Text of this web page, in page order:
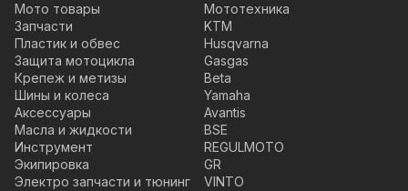
Мото товары
Запчасти
Пластик и обвес
Защита мотоцикла
Крепеж и метизы
Шины и колеса
Аксессуары
Масла и жидкости
Инструмент
Экипировка
Электро запчасти и тюнинг
Мототехника
KTM
Husqvarna
Gasgas
Beta
Yamaha
Avantis
BSE
REGULMOTO
GR
VINTO